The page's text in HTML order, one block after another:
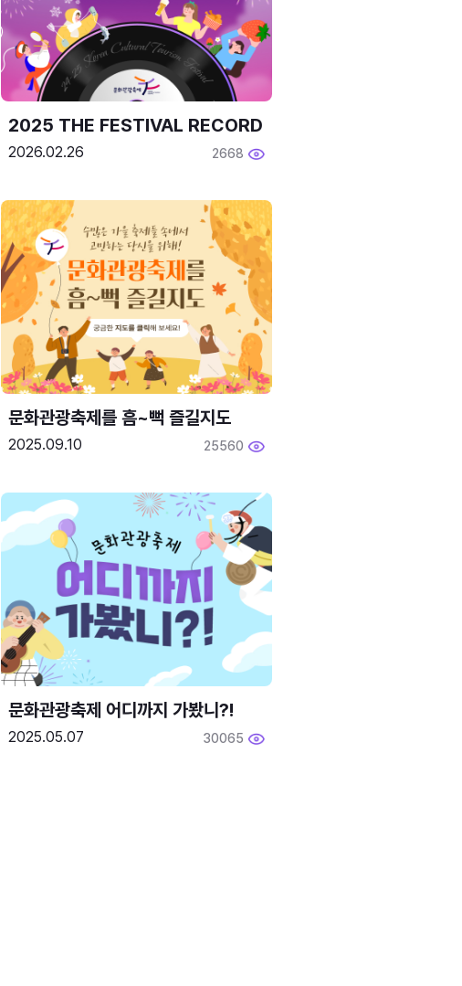
2025 THE FESTIVAL RECORD
2026.02.26 2668
문화관광축제를 흠~뻑 즐길지도
2025.09.10 25560
문화관광축제 어디까지 가봤니?!
2025.05.07 30065